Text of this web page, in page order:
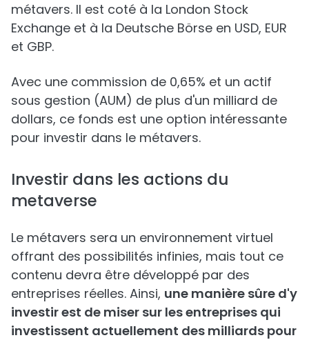
métavers. Il est coté à la London Stock
Exchange et à la Deutsche Börse en USD, EUR
et GBP.
Avec une commission de 0,65% et un actif
sous gestion (AUM) de plus d'un milliard de
dollars, ce fonds est une option intéressante
pour investir dans le métavers.
Investir dans les actions du
metaverse
Le métavers sera un environnement virtuel
offrant des possibilités infinies, mais tout ce
contenu devra être développé par des
entreprises réelles. Ainsi, une manière sûre d'y
investir est de miser sur les entreprises qui
investissent actuellement des milliards pour